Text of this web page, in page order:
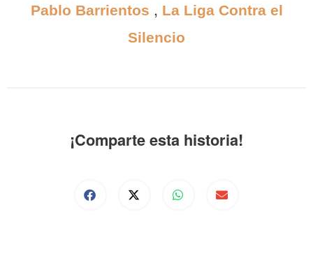
Pablo Barrientos , La Liga Contra el
Silencio
¡Comparte esta historia!